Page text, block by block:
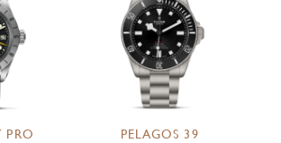
PRO
PELAGOS 39